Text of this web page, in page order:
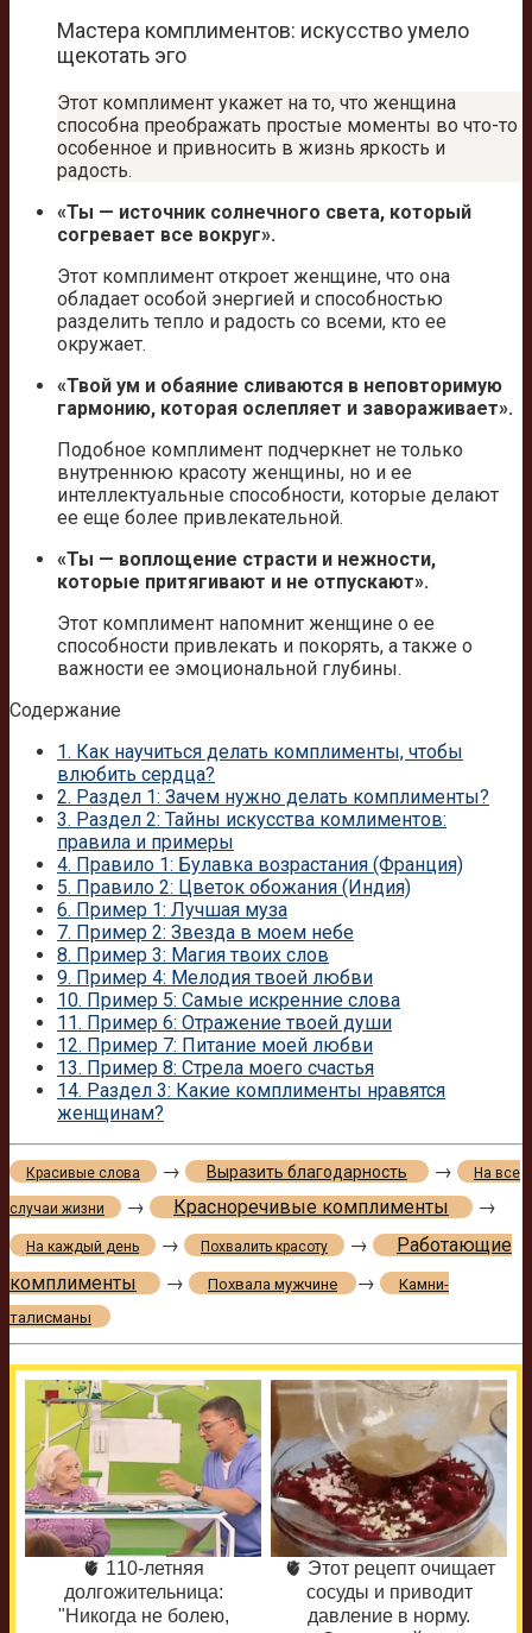
Мастера комплиментов: искусство умело
щекотать эго
Этот комплимент укажет на то, что женщина
способна преображать простые моменты во что-то
особенное и привносить в жизнь яркость и
радость.
«Ты — источник солнечного света, который
согревает все вокруг».
Этот комплимент откроет женщине, что она
обладает особой энергией и способностью
разделить тепло и радость со всеми, кто ее
окружает.
«Твой ум и обаяние сливаются в неповторимую
гармонию, которая ослепляет и завораживает».
Подобное комплимент подчеркнет не только
внутреннюю красоту женщины, но и ее
интеллектуальные способности, которые делают
ее еще более привлекательной.
«Ты — воплощение страсти и нежности,
которые притягивают и не отпускают».
Этот комплимент напомнит женщине о ее
способности привлекать и покорять, а также о
важности ее эмоциональной глубины.
Содержание
1. Как научиться делать комплименты, чтобы
влюбить сердца?
2. Раздел 1: Зачем нужно делать комплименты?
3. Раздел 2: Тайны искусства комлиментов:
правила и примеры
4. Правило 1: Булавка возрастания (Франция)
5. Правило 2: Цветок обожания (Индия)
6. Пример 1: Лучшая муза
7. Пример 2: Звезда в моем небе
8. Пример 3: Магия твоих слов
9. Пример 4: Мелодия твоей любви
10. Пример 5: Самые искренние слова
11. Пример 6: Отражение твоей души
12. Пример 7: Питание моей любви
13. Пример 8: Стрела моего счастья
14. Раздел 3: Какие комплименты нравятся
женщинам?
Красивые слова → Выразить благодарность → На все
случаи жизни → Красноречивые комплименты →
На каждый день → Похвалить красоту →
Работающие
комплименты
→ Похвала мужчине →
Камни-
талисманы
🫀 110-летняя
долгожительница:
"Никогда не болею,
🫀 Этот рецепт очищает
сосуды и приводит
давление в норму.